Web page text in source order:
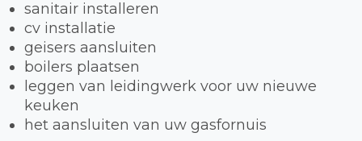
sanitair installeren
cv installatie
geisers aansluiten
boilers plaatsen
leggen van leidingwerk voor uw nieuwe
keuken
het aansluiten van uw gasfornuis